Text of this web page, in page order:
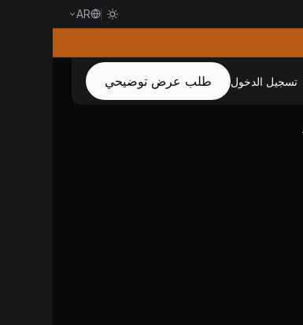
AR
تسجيل الدخول طلب عرض توضيحي